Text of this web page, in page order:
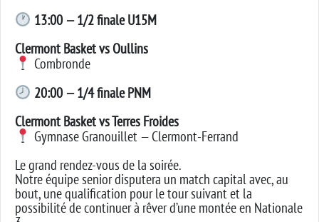
13:00 — 1/2 finale U15M
Clermont Basket vs Oullins
Combronde
20:00 — 1/4 finale PNM
Clermont Basket vs Terres Froides
Gymnase Granouillet — Clermont-Ferrand
Le grand rendez-vous de la soirée.
Notre équipe senior disputera un match capital avec, au
bout, une qualification pour le tour suivant et la
possibilité de continuer à rêver d’une montée en Nationale